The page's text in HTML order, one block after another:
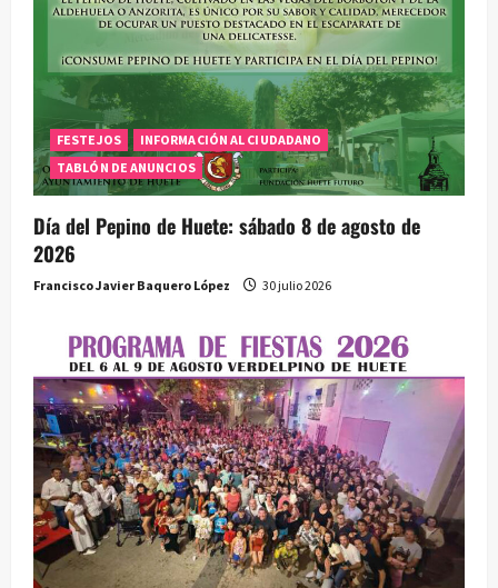
d
a
s
FESTEJOS
INFORMACIÓN AL CIUDADANO
TABLÓN DE ANUNCIOS
Día del Pepino de Huete: sábado 8 de agosto de
2026
Francisco Javier Baquero López 30 julio 2026